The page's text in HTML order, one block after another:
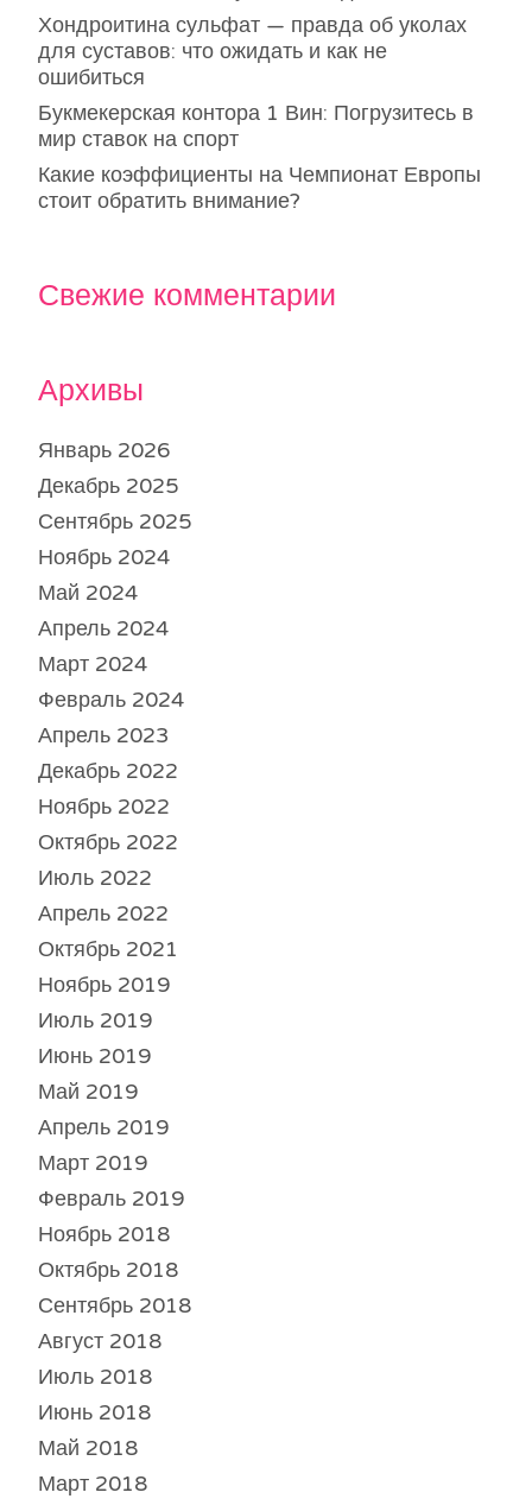
Хондроитина сульфат — правда об уколах
для суставов: что ожидать и как не
ошибиться
Букмекерская контора 1 Вин: Погрузитесь в
мир ставок на спорт
Какие коэффициенты на Чемпионат Европы
стоит обратить внимание?
Свежие комментарии
Архивы
Январь 2026
Декабрь 2025
Сентябрь 2025
Ноябрь 2024
Май 2024
Апрель 2024
Март 2024
Февраль 2024
Апрель 2023
Декабрь 2022
Ноябрь 2022
Октябрь 2022
Июль 2022
Апрель 2022
Октябрь 2021
Ноябрь 2019
Июль 2019
Июнь 2019
Май 2019
Апрель 2019
Март 2019
Февраль 2019
Ноябрь 2018
Октябрь 2018
Сентябрь 2018
Август 2018
Июль 2018
Июнь 2018
Май 2018
Март 2018